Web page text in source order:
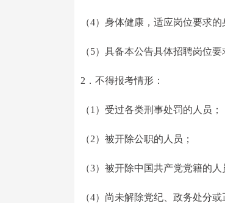
（4）身体健康，适应岗位要求的
（5）具备本公告具体招聘岗位
2．不得报考情形：
（1）受过各类刑事处罚的人员；
（2）被开除公职的人员；
（3）被开除中国共产党党籍的人
（4）尚未解除党纪、政务处分